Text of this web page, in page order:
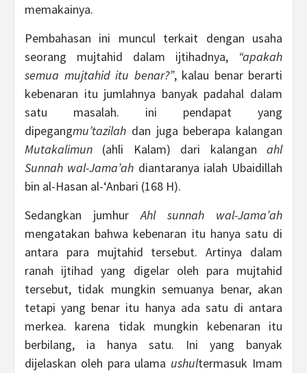
memakainya.
Pembahasan ini muncul terkait dengan usaha
seorang mujtahid dalam ijtihadnya, “apakah
semua mujtahid itu benar?”, kalau benar berarti
kebenaran itu jumlahnya banyak padahal dalam
satu masalah. ini pendapat yang
dipegangmu’tazilah dan juga beberapa kalangan
Mutakalimun (ahli Kalam) dari kalanganahl
Sunnah wal-Jama’ah diantaranya ialah Ubaidillah
bin al-Hasan al-‘Anbari (168 H).
Sedangkan jumhurAhl sunnah wal-Jama’ah
mengatakan bahwa kebenaran itu hanya satu di
antara para mujtahid tersebut. Artinya dalam
ranah ijtihad yang digelar oleh para mujtahid
tersebut, tidak mungkin semuanya benar, akan
tetapi yang benar itu hanya ada satu di antara
merkea. karena tidak mungkin kebenaran itu
berbilang, ia hanya satu. Ini yang banyak
dijelaskan oleh para ulama ushultermasuk Imam